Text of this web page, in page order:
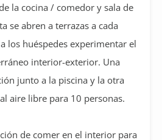
la cocina / comedor y sala de
se abren a terrazas a cada
los huéspedes experimentar el
interior-exterior. Una
junto a la piscina y la otra
aire libre para 10 personas.
de comer en el interior para